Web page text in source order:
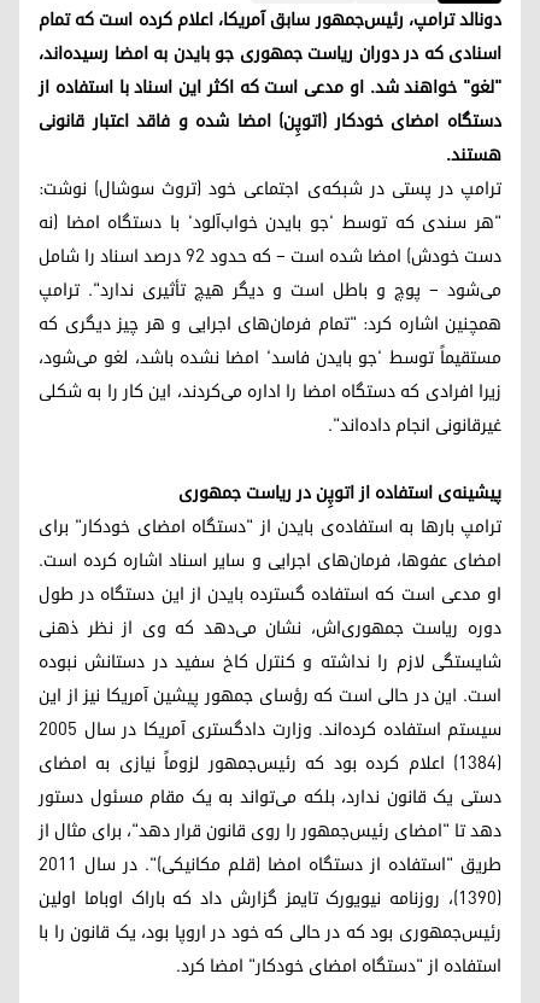
دونالد ترامپ، رئیس‌جمهور سابق آمریکا، اعلام کرده است که تمام
اسنادی که در دوران ریاست جمهوری جو بایدن به امضا رسیده‌اند،
"لغو" خواهند شد. او مدعی است که اکثر این اسناد با استفاده از
دستگاه امضای خودکار (اتوپِن) امضا شده و فاقد اعتبار قانونی
هستند.
ترامپ در پستی در شبکه‌ی اجتماعی خود (تروث سوشال) نوشت:
"هر سندی که توسط 'جو بایدن خواب‌آلود' با دستگاه امضا (نه
دست خودش) امضا شده است – که حدود ۹۲ درصد اسناد را شامل
می‌شود – پوچ و باطل است و دیگر هیچ تأثیری ندارد". ترامپ
همچنین اشاره کرد: "تمام فرمان‌های اجرایی و هر چیز دیگری که
مستقیماً توسط 'جو بایدن فاسد' امضا نشده باشد، لغو می‌شود،
زیرا افرادی که دستگاه امضا را اداره می‌کردند، این کار را به شکلی
غیرقانونی انجام داده‌اند".
پیشینه‌ی استفاده از اتوپِن در ریاست جمهوری
ترامپ بارها به استفاده‌ی بایدن از "دستگاه امضای خودکار" برای
امضای عفوها، فرمان‌های اجرایی و سایر اسناد اشاره کرده است.
او مدعی است که استفاده گسترده بایدن از این دستگاه در طول
دوره ریاست جمهوری‌اش، نشان می‌دهد که وی از نظر ذهنی
شایستگی لازم را نداشته و کنترل کاخ سفید در دستانش نبوده
است. این در حالی است که رؤسای جمهور پیشین آمریکا نیز از این
سیستم استفاده کرده‌اند. وزارت دادگستری آمریکا در سال ۲۰۰۵
(۱۳۸۴) اعلام کرده بود که رئیس‌جمهور لزوماً نیازی به امضای
دستی یک قانون ندارد، بلکه می‌تواند به یک مقام مسئول دستور
دهد تا "امضای رئیس‌جمهور را روی قانون قرار دهد"، برای مثال از
طریق "استفاده از دستگاه امضا (قلم مکانیکی)". در سال ۲۰۱۱
(۱۳۹۰)، روزنامه نیویورک تایمز گزارش داد که باراک اوباما اولین
رئیس‌جمهوری بود که در حالی که خود در اروپا بود، یک قانون را با
استفاده از "دستگاه امضای خودکار" امضا کرد.